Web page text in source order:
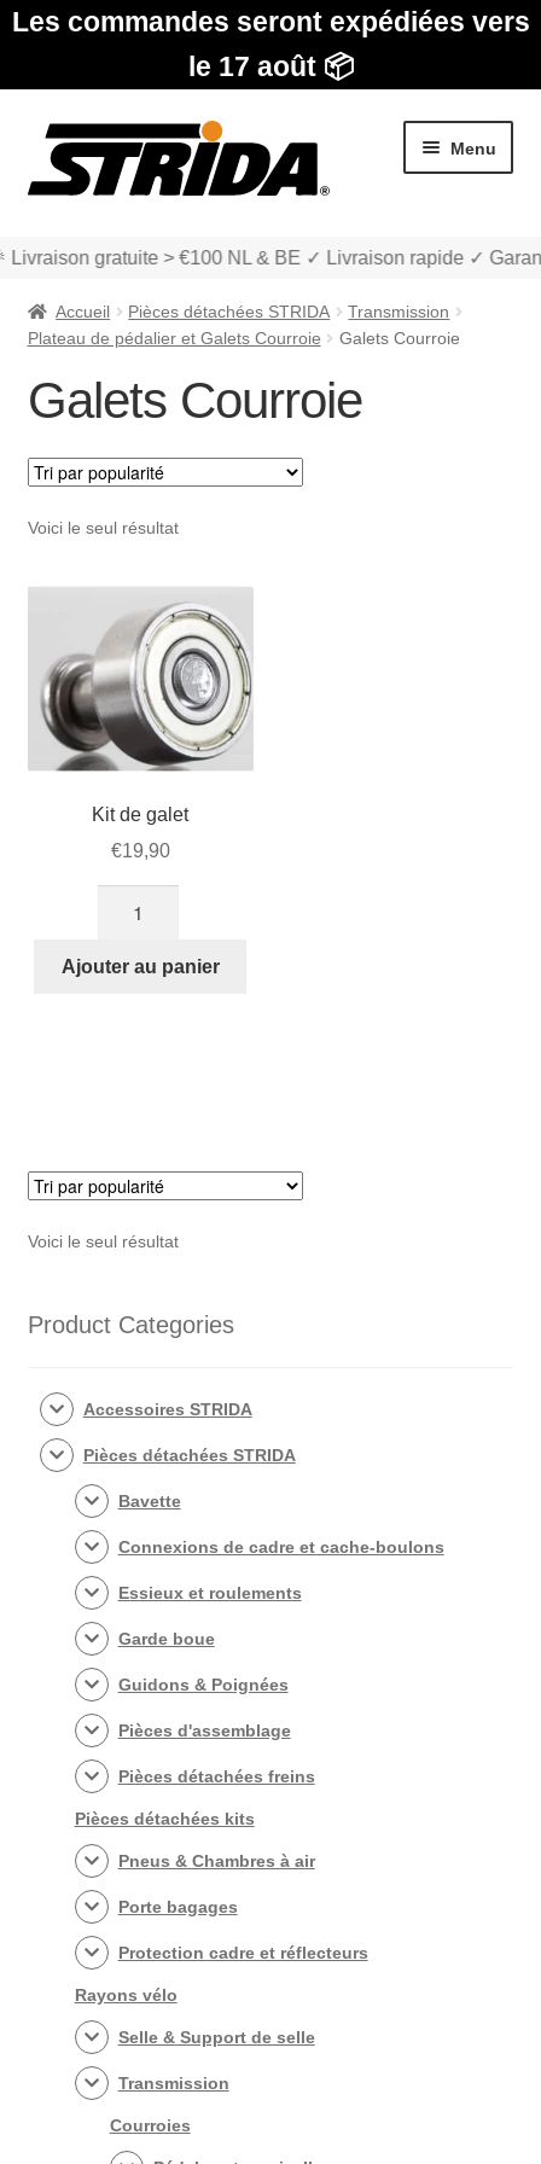
Les commandes seront expédiées vers
le 17 août 📦
Aller
la
Aller
contenu
Menu
Les Modèles
boutique
SOLDES
Livraison gratuite > €100 NL & BE ✓ Livraison rapide ✓
Accueil Pièces détachées STRIDA
Transmission
Plateau de pédalier et Galets Courroie
Galets Courroie
Galets Courroie
Voici le seul résultat
Kit de galet
€19,90
Kit
Ajouter au panier
Voici le seul résultat
Product Categories
Accessoires STRIDA
Pièces détachées STRIDA
Bavette
Connexions de cadre et cache-boulons
Essieux et roulements
Garde boue
Guidons & Poignées
Pièces d'assemblage
Pièces détachées freins
Pièces détachées kits
Pneus & Chambres à air
Porte bagages
Protection cadre et réflecteurs
Rayons vélo
Selle & Support de selle
Transmission
Courroies